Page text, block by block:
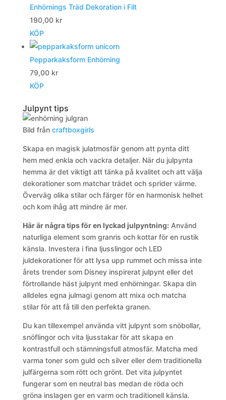
Enhörnings Träd Dekoration i Filt
190,00 kr
KÖP
Pepparkaksform Enhörning
79,00 kr
KÖP
Julpynt tips
Bild från craftboxgirls
Skapa en magisk julatmosfär genom att pynta ditt
hem med enkla och vackra detaljer. När du julpynta
hemma är det viktigt att tänka på kvalitet och att välja
dekorationer som matchar trädet och sprider värme.
Överväg olika stilar och färger för en harmonisk helhet
och kom ihåg att mindre är mer.
Här är några tips för en lyckad julpyntning:Använd
naturliga element som granris och kottar för en rustik
känsla. Investera i fina ljusslingor och LED
juldekorationer för att lysa upp rummet och missa inte
årets trender som Disney inspirerat julpynt eller det
förtrollande häst julpynt med enhörningar. Skapa din
alldeles egna julmagi genom att mixa och matcha
stilar för att få till den perfekta granen.
Du kan tillexempel använda vitt julpynt som snöbollar,
snöflingor och vita ljusstakar för att skapa en
kontrastfull och stämningsfull atmosfär. Matcha med
varma toner som guld och silver eller dem traditionella
julfärgerna som rött och grönt. Det vita julpyntet
fungerar som en neutral bas medan de röda och
gröna inslagen ger en varm och traditionell känsla.